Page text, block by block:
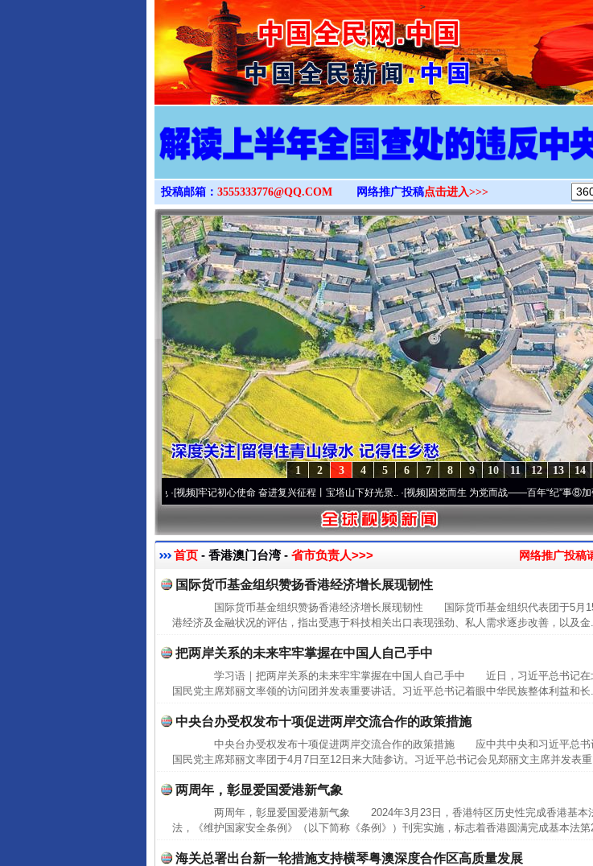
>
投稿邮箱： 3555333776@QQ.COM 网络推广投稿点击进入>>>
14
13
12
11
10
9
8
7
6
5
4
3
2
1
牢记初心使命 奋进复兴征程丨宝塔山下好光景..·[视频]因党而生 为党而战——百年“纪”事⑧加强纪律..
首页 - 香港澳门台湾 - 省市负责人>>> 网络推广投稿
国际货币基金组织赞扬香港经济增长展现韧性
国际货币基金组织赞扬香港经济增长展现韧性 国际货币基金组织代表团于5月
港经济及金融状况的评估，指出受惠于科技相关出口表现强劲、私人需求逐步改善，以及金
把两岸关系的未来牢牢掌握在中国人自己手中
学习语｜把两岸关系的未来牢牢掌握在中国人自己手中 近日，习近平总书记在
国民党主席郑丽文率领的访问团并发表重要讲话。习近平总书记着眼中华民族整体利益和长
中央台办受权发布十项促进两岸交流合作的政策措施
中央台办受权发布十项促进两岸交流合作的政策措施 应中共中央和习近平总书
国民党主席郑丽文率团于4月7日至12日来大陆参访。习近平总书记会见郑丽文主席并发表
两周年，彰显爱国爱港新气象
两周年，彰显爱国爱港新气象 2024年3月23日，香港特区历史性完成香港基本
法，《维护国家安全条例》（以下简称《条例》）刊宪实施，标志着香港圆满完成基本法第
海关总署出台新一轮措施支持横琴粤澳深度合作区高质量发展